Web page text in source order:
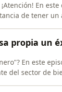
En
de tener un
propia un
En este
raíces. Reflexionamos